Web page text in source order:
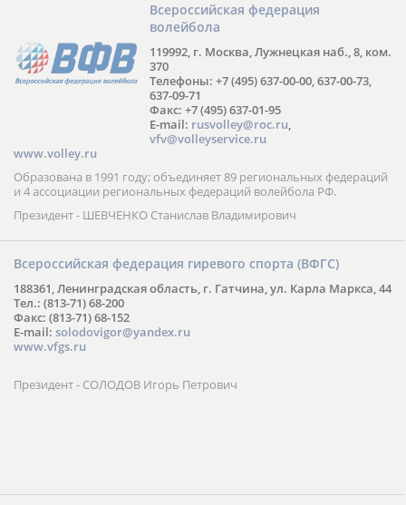
Всероссийская федерация
волейбола
119992, г. Москва, Лужнецкая наб., 8, ком.
370
Телефоны: +7 (495) 637-00-00, 637-00-73,
637-09-71
Факс: +7 (495) 637-01-95
E-mail: rusvolley@roc.ru,
vfv@volleyservice.ru
www.volley.ru
Образована в 1991 году; объединяет 89 региональных федераций
и 4 ассоциации региональных федераций волейбола РФ.
Президент - ШЕВЧЕНКО Станислав Владимирович
Всероссийская федерация гиревого спорта (ВФГС)
188361, Ленинградская область, г. Гатчина, ул. Карла Маркса, 44
Тел.: (813-71) 68-200
Факс: (813-71) 68-152
E-mail: solodovigor@yandex.ru
www.vfgs.ru
Президент - СОЛОДОВ Игорь Петрович